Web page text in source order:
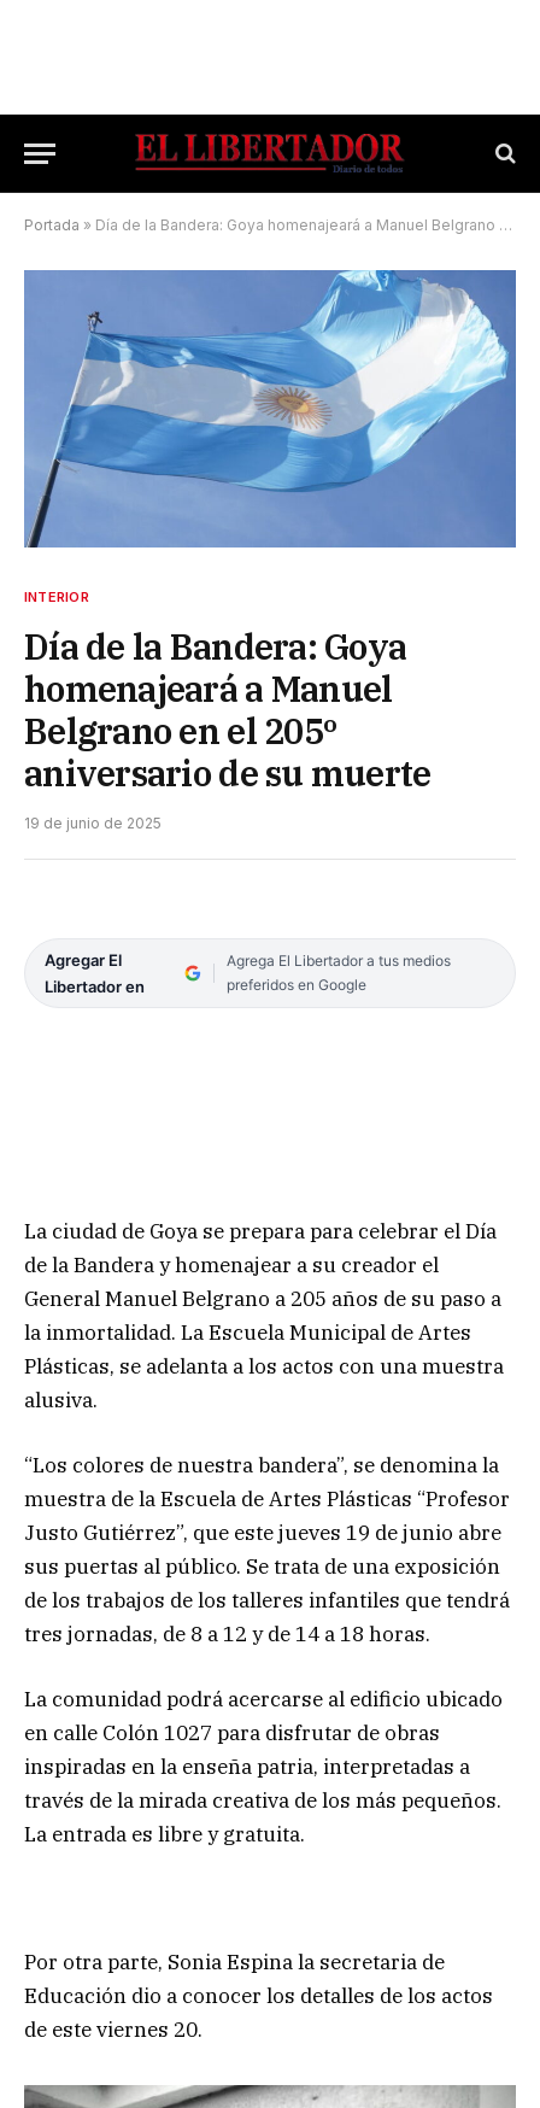
Portada » Día de la Bandera: Goya homenajeará a Manuel Belgrano en el 205º aniversario de su muerte
INTERIOR
Día de la Bandera: Goya
homenajeará a Manuel
Belgrano en el 205º
aniversario de su muerte
19 de junio de 2025
Agregar El
Libertador en
Agrega El Libertador a tus medios
preferidos en Google
La ciudad de Goya se prepara para celebrar el Día
de la Bandera y homenajear a su creador el
General Manuel Belgrano a 205 años de su paso a
la inmortalidad. La Escuela Municipal de Artes
Plásticas, se adelanta a los actos con una muestra
alusiva.
“Los colores de nuestra bandera”, se denomina la
muestra de la Escuela de Artes Plásticas “Profesor
Justo Gutiérrez”, que este jueves 19 de junio abre
sus puertas al público. Se trata de una exposición
de los trabajos de los talleres infantiles que tendrá
tres jornadas, de 8 a 12 y de 14 a 18 horas.
La comunidad podrá acercarse al edificio ubicado
en calle Colón 1027 para disfrutar de obras
inspiradas en la enseña patria, interpretadas a
través de la mirada creativa de los más pequeños.
La entrada es libre y gratuita.
Por otra parte, Sonia Espina la secretaria de
Educación dio a conocer los detalles de los actos
de este viernes 20.